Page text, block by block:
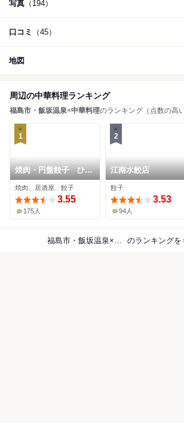
写真 （194）
口コミ （45）
地図
周辺の中華料理ランキング
福島市・飯坂温泉×中華料理のランキング（点数の高
1
焼肉・円盤餃子 ひた
ち
焼肉、居酒屋、餃子
3.55
175人
2
江南水餃店
餃子
3.53
94人
福島市・飯坂温泉×中華料理 のランキングを